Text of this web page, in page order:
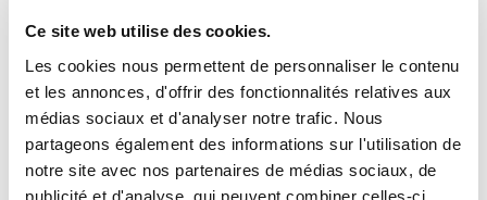
Ce site web utilise des cookies.
Les cookies nous permettent de personnaliser le contenu
et les annonces, d'offrir des fonctionnalités relatives aux
médias sociaux et d'analyser notre trafic. Nous
partageons également des informations sur l'utilisation de
notre site avec nos partenaires de médias sociaux, de
publicité et d'analyse, qui peuvent combiner celles-ci
Traitement des déchets liquides en ICPE :
ce que change l’arrêté du 16 juillet 2026